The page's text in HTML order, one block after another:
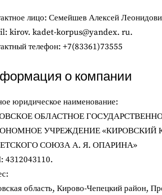
лицо: Семейшев Алексей
kirov. kadet-korpus@yandex. ru.
телефон: +7(83361)73555
о компании
юридическое наименование:
ОБЛАСТНОЕ
УЧРЕЖДЕНИЕ «КИРОВСКИЙ
СОЮЗА А. Я. ОПАРИНА»
область, Кирово-Чепецкий район,